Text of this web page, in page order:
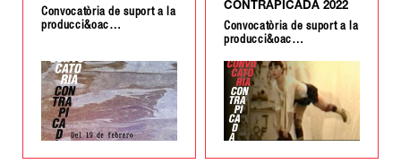
Convocatòria de suport a la
producci&oac…
CONTRAPICADA 2022
Convocatòria de suport a la
producci&oac…